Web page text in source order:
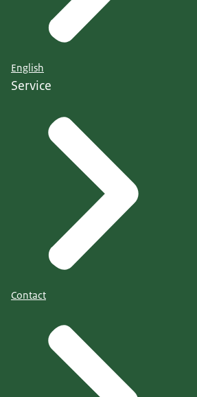
English
Service
Contact